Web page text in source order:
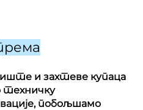
и захтеве купаца
техничку
побољшамо